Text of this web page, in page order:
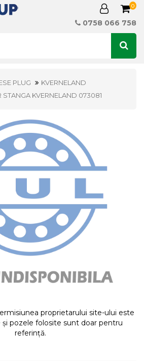
0
0758 066 758
PLUG
KVERNELAND
STANGA KVERNELAND 073081
proprietarului site-ului este
și pozele folosite sunt doar pentru
referință.